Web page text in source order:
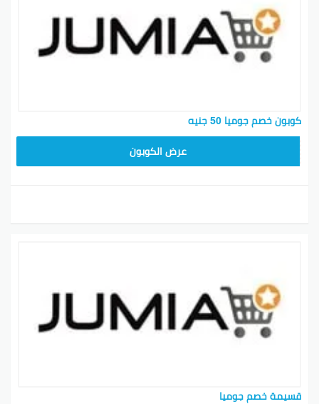
كوبون خصم جوميا 50 جنيه
عرض الكوبون
قسيمة خصم جوميا